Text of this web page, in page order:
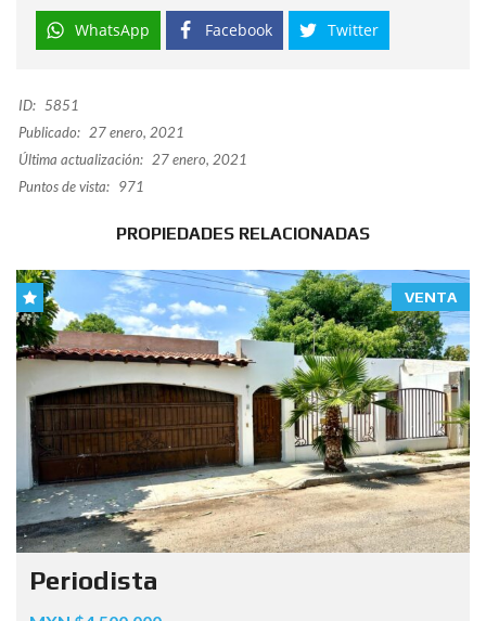
WhatsApp Facebook Twitter
ID: 5851
Publicado: 27 enero, 2021
Última actualización: 27 enero, 2021
Puntos de vista: 971
PROPIEDADES RELACIONADAS
VENTA
Periodista